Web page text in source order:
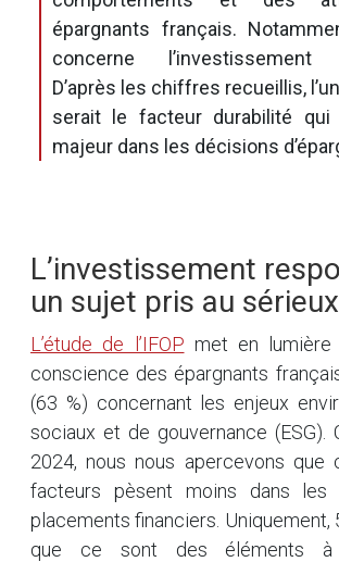
épargnants français.
concerne l’investissement
D’après les chiffres recueillis,
serait le facteur durabilité
majeur dans les décisions
L’investissement
un sujet pris au sérieux
L’étude de l’IFOP met en
conscience des épargnants
(63 %) concernant les enjeux
sociaux et de gouvernance (ESG).
2024, nous nous apercevons que
facteurs pèsent moins dans les
placements financiers. Uniquement,
que ce sont des éléments à